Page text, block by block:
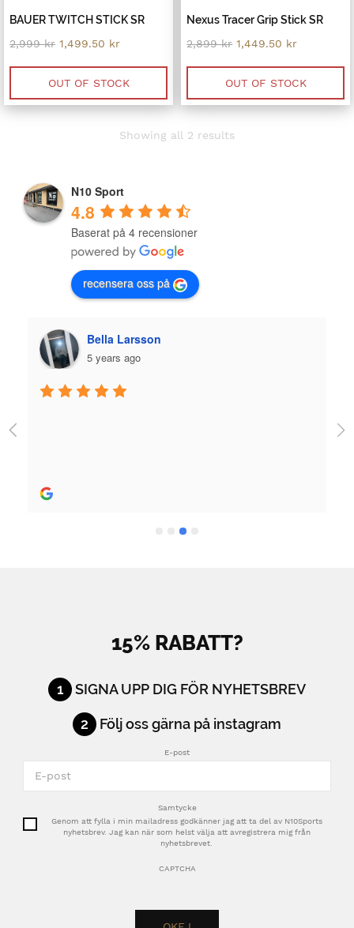
BAUER TWITCH STICK SR
2,999kr Original
was:
2,999 kr.
1,499.50 krCurrent
is:
1,499.50 kr.
OUT OF STOCK
Nexus Tracer Grip Stick SR
2,899kr Original
was:
2,899 kr.
1,449.50 krCurrent
is:
1,449.50
OUT OF STOCK
Showing all 2 resultsSorted
N10 Sport
4.8
Baserat på 4 recensioner
recensera oss på
Bella Larsson
5 years ago
15% RABATT?
1 SIGNA UPP DIG FÖR NYHETSBREV
2 Följ oss gärna på instagram
E-post
Samtycke
Genom att fylla i min mailadress godkänner jag att ta del av N10Sports
nyhetsbrev. Jag kan när som helst välja att avregistrera mig från
nyhetsbrevet.
CAPTCHA